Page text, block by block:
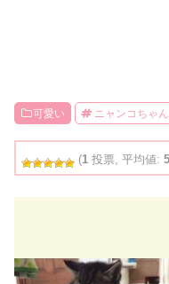
可愛い ニャンコちゃん
(1 投票, 平均値: